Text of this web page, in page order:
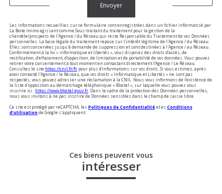
Envoyer
Les informations recueillies sur ce formulaire sont enregistrées dans un fichier informatisé par
La Boite Immo agissant comme Sous-traitant du traitement pour la gestion de la
clientèle/prospects de l'Agence / du Réseau qui reste Responsable du Traitement de vos Données
personnelles. La base légale du traitement repose sur l'intérêt légitime de l'Agence / du Réseau.
Elles sont conservées jusqu'à demande de suppression et sont destinées à l'Agence / au Réseau.
Conformément à la loi « informatique et libertés », vous disposez des droits d’accès, de
rectification, d’effacement, d’opposition, de limitation et de portabilité de vos données. Vous pouvez
retirer votre consentement à tout moment en contactant directement l’Agence / Le Réseau.
Consultez le site https://cnil.fr/fr pour plus d’informations sur vos droits. Si vous estimez, après
avoir contacté l'Agence / le Réseau, que vos droits « Informatique et Libertés » ne sont pas
respectés, vous pouvez adresser une réclamation à la CNIL. Nous vous informons de l’existence de
la liste d'opposition au démarchage téléphonique « Bloctel », sur laquelle vous pouvez vous
inscrire ici : https://www.bloctel.gouv.fr . Dans le cadre de la protection des Données personnelles,
nous vous invitons à ne pas inscrire de Données sensibles dans le champ de saisie libre.
Ce site est protégé par reCAPTCHA, les Politiques de Confidentialité et es Conditions
d'utilisation de Google s'appliquent.
Ces biens peuvent vous
intéresser